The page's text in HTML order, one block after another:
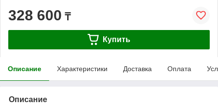
328 600 ₸
Купить
Описание Характеристики Доставка Оплата
Описание